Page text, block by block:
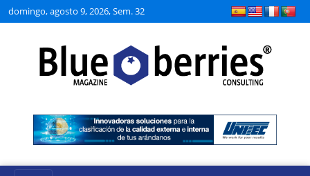
domingo, agosto 9, 2026, Sem. 32